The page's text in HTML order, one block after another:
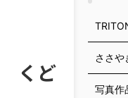
くど
ささや
写真作